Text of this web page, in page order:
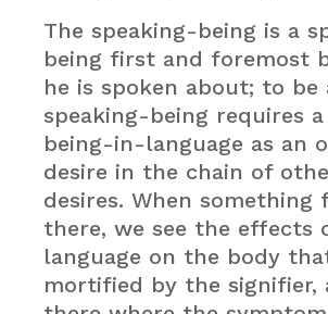
The speaking-being is a
being first and foremost
he is spoken about; to be
speaking-being requires
being-in-language as an
desire in the chain of
desires. When something
there, we see the effects
language on the body
mortified by the signifier,